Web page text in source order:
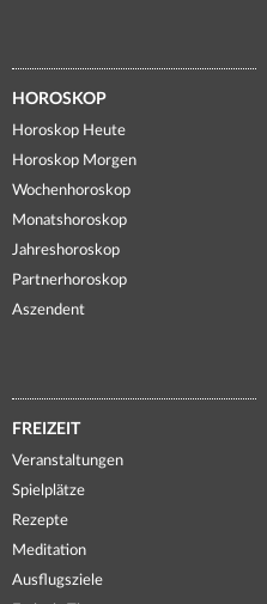
HOROSKOP
Horoskop Heute
Horoskop Morgen
Wochenhoroskop
Monatshoroskop
Jahreshoroskop
Partnerhoroskop
Aszendent
FREIZEIT
Veranstaltungen
Spielplätze
Rezepte
Meditation
Ausflugsziele